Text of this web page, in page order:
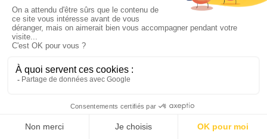
Photographe Sceaux
Photographe Bougival
Photographe Croissy-sur-
Photographe Vanves